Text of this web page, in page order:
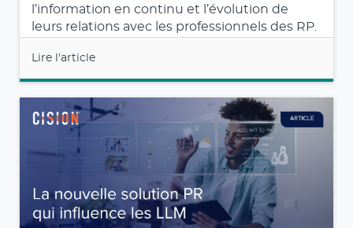
l’information en continu et l’évolution de
leurs relations avec les professionnels des RP.
Lire l'article